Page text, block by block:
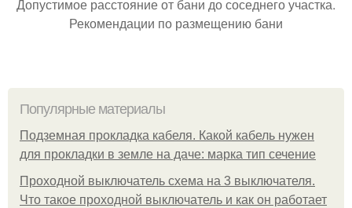
Допустимое расстояние от бани до соседнего участка.
Рекомендации по размещению бани
Популярные материалы
Подземная прокладка кабеля. Какой кабель нужен
для прокладки в земле на даче: марка тип сечение
Проходной выключатель схема на 3 выключателя.
Что такое проходной выключатель и как он работает